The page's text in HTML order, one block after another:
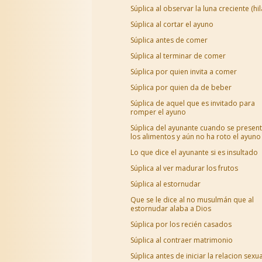
Súplica al observar la luna creciente
Súplica al cortar el ayuno
Súplica antes de comer
Súplica al terminar de comer
Súplica por quien invita a comer
Súplica por quien da de beber
Súplica de aquel que es invitado para
romper el ayuno
Súplica del ayunante cuando se
los alimentos y aún no ha roto el ayuno
Lo que dice el ayunante si es insultado
Súplica al ver madurar los frutos
Súplica al estornudar
Que se le dice al no musulmán que al
estornudar alaba a Dios
Súplica por los recién casados
Súplica al contraer matrimonio
Súplica antes de iniciar la relacion